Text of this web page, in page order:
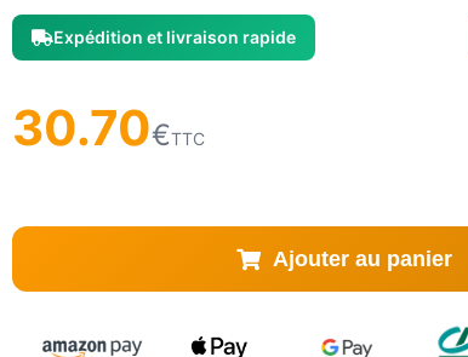
Expédition et livraison rapide
30.70€TTC
Ajouter au panier